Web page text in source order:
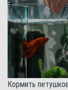
Кормить